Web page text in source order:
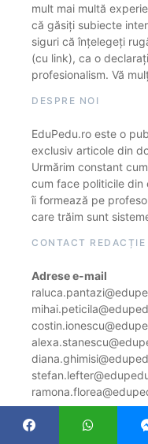
mult mai multă
că găsiți subiecte
siguri că înțelegeți
(cu link), ca o
profesionalism. Vă
DESPRE NOI
EduPedu.ro este o
exclusiv articole din
Urmărim constant
cum face politicile din
îi formează pe
care trăim sunt
CONTACT REDACȚIE
Adrese e-mail
Notă de informare cu